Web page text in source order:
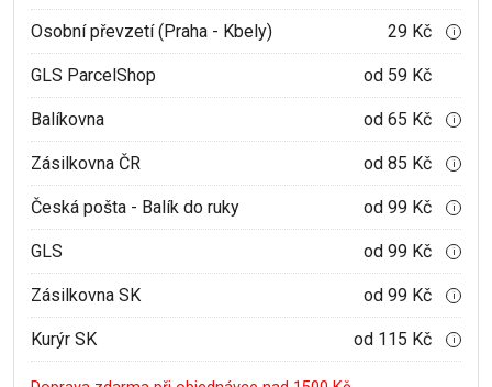
Osobní převzetí (Praha - Kbely) 29 Kč i
GLS ParcelShop od 59 Kč
Balíkovna od 65 Kč i
Zásilkovna ČR od 85 Kč i
Česká pošta - Balík do ruky od 99 Kč i
GLS od 99 Kč i
Zásilkovna SK od 99 Kč i
Kurýr SK od 115 Kč i